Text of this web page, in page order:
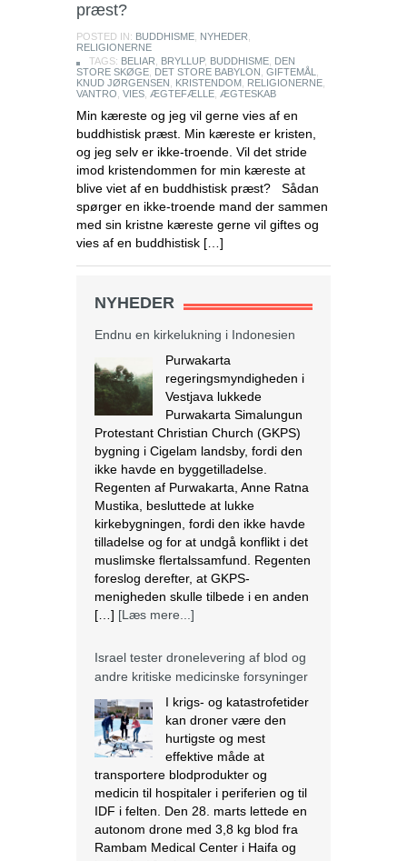
præst?
POSTED IN: BUDDHISME NYHEDER
RELIGIONERNE
TAGS: BELIAR BRYLLUP, BUDDHISME DEN
STORE SKØGE DET STORE BABYLON GIFTEMÅL
KNUD JØRGENSEN
KRISTENDOM RELIGIONERNE
VANTRO VIES ÆGTEFÆLLE ÆGTESKAB
Min kæreste og jeg vil gerne vies af en
buddhistisk præst. Min kæreste er kristen,
og jeg selv er ikke-troende. Vil det stride
imod kristendommen for min kæreste at
blive viet af en buddhistisk præst? Sådan
spørger en ikke-troende mand der sammen
med sin kristne kæreste gerne vil giftes og
vies af en buddhistisk […]
NYHEDER
Endnu en kirkelukning i Indonesien
Purwakarta
regeringsmyndigheden i
Vestjava lukkede
Protestant Christian Church (GKPS)
bygning i Cigelam landsby, fordi den
ikke havde en byggetilladelse.
Regenten af Purwakarta, Anne Ratna
Mustika, besluttede at lukke
kirkebygningen, fordi den ikke havde
tilladelse og for at undgå konflikt i det
muslimske flertalssamfund. Regenten
foreslog derefter, at GKPS-
menigheden skulle tilbede i en anden
[…][Læs mere...]
Israel tester dronelevering af blod og
andre kritiske medicinske forsyninger
kan droner være den
hurtigste og mest
transportere blodprodukter og
medicin til hospitaler i periferien og til
IDF i felten. Den 28. marts lettede en
autonom drone med 3,8 kg blod fra
Rambam Medical Center i Haifa og
landede 13 minutter senere ved
Galilee Medical Center i Nahariya,
[…][Læs mere...]